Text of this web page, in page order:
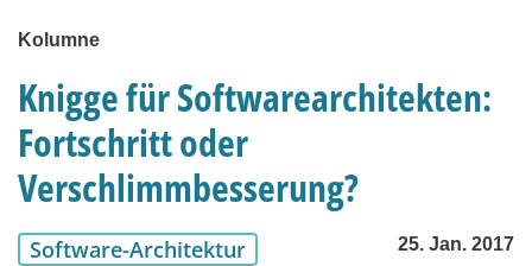
Kolumne
Knigge für Softwarearchitekten:
Fortschritt oder
Verschlimmbesserung?
Software-Architektur 25. Jan. 2017